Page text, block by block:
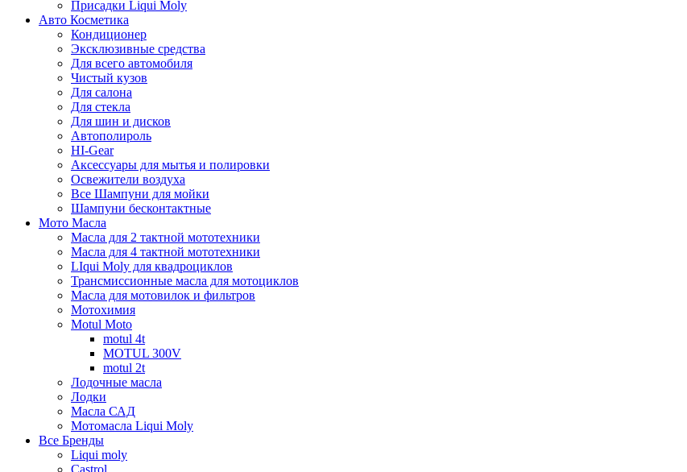
Присадки Liqui Moly
Авто Косметика
Кондиционер
Эксклюзивные средства
Для всего автомобиля
Чистый кузов
Для салона
Для стекла
Для шин и дисков
Автополироль
HI-Gear
Аксессуары для мытья и полировки
Освежители воздуха
Все Шампуни для мойки
Шампуни бесконтактные
Мото Масла
Масла для 2 тактной мототехники
Масла для 4 тактной мототехники
LIqui Moly для квадроциклов
Трансмиссионные масла для мотоциклов
Масла для мотовилок и фильтров
Мотохимия
Motul Moto
motul 4t
MOTUL 300V
motul 2t
Лодочные масла
Лодки
Масла САД
Мотомасла Liqui Moly
Все Бренды
Liqui moly
Castrol